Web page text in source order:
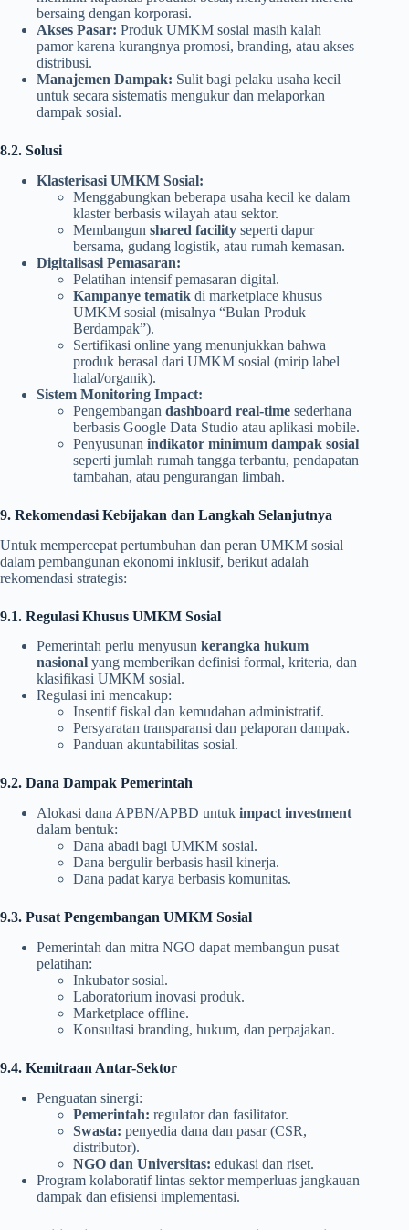
bersaing dengan korporasi.
Akses Pasar: Produk UMKM sosial masih kalah
pamor karena kurangnya promosi, branding, atau akses
distribusi.
Manajemen Dampak: Sulit bagi pelaku usaha kecil
untuk secara sistematis mengukur dan melaporkan
dampak sosial.
8.2. Solusi
Klasterisasi UMKM Sosial:
Menggabungkan beberapa usaha kecil ke dalam
klaster berbasis wilayah atau sektor.
Membangun shared facility seperti dapur
bersama, gudang logistik, atau rumah kemasan.
Digitalisasi Pemasaran:
Pelatihan intensif pemasaran digital.
Kampanye tematik di marketplace khusus
UMKM sosial (misalnya “Bulan Produk
Berdampak”).
Sertifikasi online yang menunjukkan bahwa
produk berasal dari UMKM sosial (mirip label
halal/organik).
Sistem Monitoring Impact:
Pengembangan dashboard real-time sederhana
berbasis Google Data Studio atau aplikasi mobile.
Penyusunan indikator minimum dampak sosial
seperti jumlah rumah tangga terbantu, pendapatan
tambahan, atau pengurangan limbah.
9. Rekomendasi Kebijakan dan Langkah Selanjutnya
Untuk mempercepat pertumbuhan dan peran UMKM sosial
dalam pembangunan ekonomi inklusif, berikut adalah
rekomendasi strategis:
9.1. Regulasi Khusus UMKM Sosial
Pemerintah perlu menyusun kerangka hukum
nasional yang memberikan definisi formal, kriteria, dan
klasifikasi UMKM sosial.
Regulasi ini mencakup:
Insentif fiskal dan kemudahan administratif.
Persyaratan transparansi dan pelaporan dampak.
Panduan akuntabilitas sosial.
9.2. Dana Dampak Pemerintah
Alokasi dana APBN/APBD untuk impact investment
dalam bentuk:
Dana abadi bagi UMKM sosial.
Dana bergulir berbasis hasil kinerja.
Dana padat karya berbasis komunitas.
9.3. Pusat Pengembangan UMKM Sosial
Pemerintah dan mitra NGO dapat membangun pusat
pelatihan:
Inkubator sosial.
Laboratorium inovasi produk.
Marketplace offline.
Konsultasi branding, hukum, dan perpajakan.
9.4. Kemitraan Antar-Sektor
Penguatan sinergi:
Pemerintah: regulator dan fasilitator.
Swasta: penyedia dana dan pasar (CSR,
distributor).
NGO dan Universitas: edukasi dan riset.
Program kolaboratif lintas sektor memperluas jangkauan
dampak dan efisiensi implementasi.